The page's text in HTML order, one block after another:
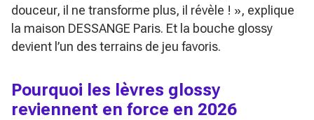
douceur, il ne transforme plus, il révèle ! », explique
la maison DESSANGE Paris. Et la bouche glossy
devient l’un des terrains de jeu favoris.
Pourquoi les lèvres glossy
reviennent en force en 2026